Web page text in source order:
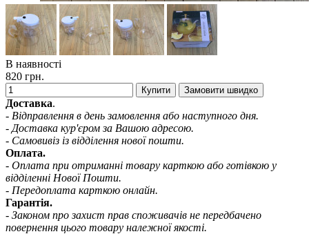
В наявності
820 грн.
Купити Замовити швидко
Доставка.
- Відправлення в день замовлення або наступного дня.
- Доставка кур'єром за Вашою адресою.
- Самовивіз із відділення нової пошти.
Оплата.
- Оплата при отриманні товару карткою або готівкою у
відділенні Нової Пошти.
- Передоплата карткою онлайн.
Гарантія.
- Законом про захист прав споживачів не передбачено
повернення цього товару належної якості.